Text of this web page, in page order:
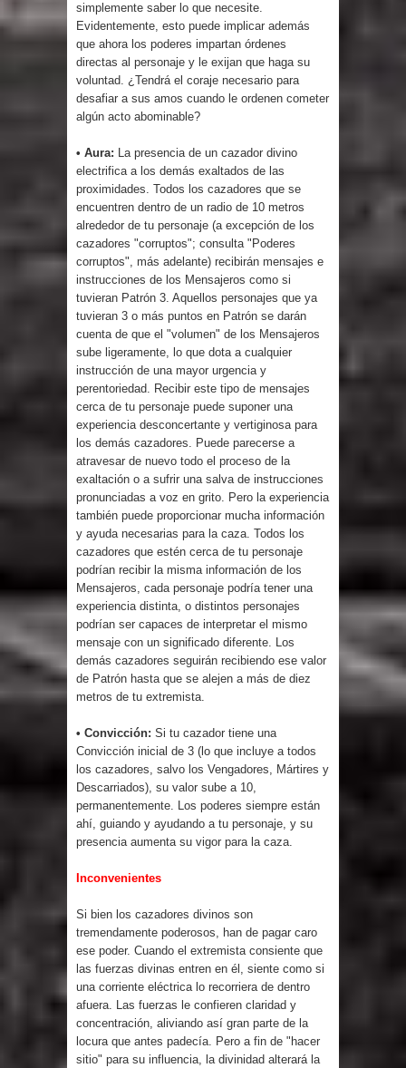
simplemente saber lo que necesite.
Evidentemente, esto puede implicar además
que ahora los poderes impartan órdenes
directas al personaje y le exijan que haga su
voluntad. ¿Tendrá el coraje necesario para
desafiar a sus amos cuando le ordenen cometer
algún acto abominable?
• Aura: La presencia de un cazador divino
electrifica a los demás exaltados de las
proximidades. Todos los cazadores que se
encuentren dentro de un radio de 10 metros
alrededor de tu personaje (a excepción de los
cazadores "corruptos"; consulta "Poderes
corruptos", más adelante) recibirán mensajes e
instrucciones de los Mensajeros como si
tuvieran Patrón 3. Aquellos personajes que ya
tuvieran 3 o más puntos en Patrón se darán
cuenta de que el "volumen" de los Mensajeros
sube ligeramente, lo que dota a cualquier
instrucción de una mayor urgencia y
perentoriedad. Recibir este tipo de mensajes
cerca de tu personaje puede suponer una
experiencia desconcertante y vertiginosa para
los demás cazadores. Puede parecerse a
atravesar de nuevo todo el proceso de la
exaltación o a sufrir una salva de instrucciones
pronunciadas a voz en grito. Pero la experiencia
también puede proporcionar mucha información
y ayuda necesarias para la caza. Todos los
cazadores que estén cerca de tu personaje
podrían recibir la misma información de los
Mensajeros, cada personaje podría tener una
experiencia distinta, o distintos personajes
podrían ser capaces de interpretar el mismo
mensaje con un significado diferente. Los
demás cazadores seguirán recibiendo ese valor
de Patrón hasta que se alejen a más de diez
metros de tu extremista.
• Convicción: Si tu cazador tiene una
Convicción inicial de 3 (lo que incluye a todos
los cazadores, salvo los Vengadores, Mártires y
Descarriados), su valor sube a 10,
permanentemente. Los poderes siempre están
ahí, guiando y ayudando a tu personaje, y su
presencia aumenta su vigor para la caza.
Inconvenientes
Si bien los cazadores divinos son
tremendamente poderosos, han de pagar caro
ese poder. Cuando el extremista consiente que
las fuerzas divinas entren en él, siente como si
una corriente eléctrica lo recorriera de dentro
afuera. Las fuerzas le confieren claridad y
concentración, aliviando así gran parte de la
locura que antes padecía. Pero a fin de "hacer
sitio" para su influencia, la divinidad alterará la